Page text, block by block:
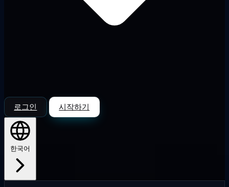
로그인 시작하기
한국어